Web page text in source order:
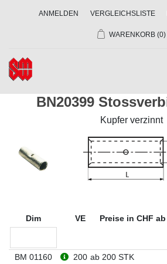
ANMELDEN VERGLEICHSLISTE
WARENKORB (0)
BN20399
Kupfer verzinnt
Dim VE Preise in CHF
BM 01160 200 ab 200 STK